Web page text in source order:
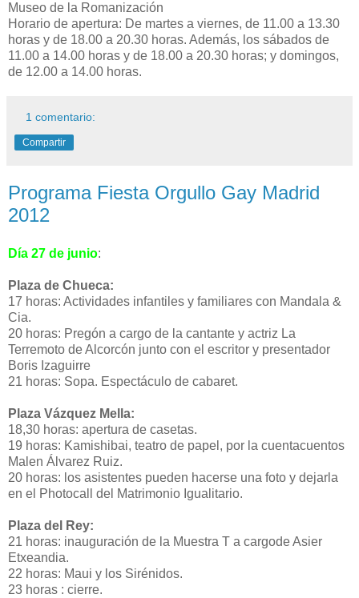
Museo de la Romanización
Horario de apertura: De martes a viernes, de 11.00 a 13.30
horas y de 18.00 a 20.30 horas. Además, los sábados de
11.00 a 14.00 horas y de 18.00 a 20.30 horas; y domingos,
de 12.00 a 14.00 horas.
1 comentario:
Compartir
Programa Fiesta Orgullo Gay Madrid
2012
Día 27 de junio:
Plaza de Chueca:
17 horas: Actividades infantiles y familiares con Mandala &
Cia.
20 horas: Pregón a cargo de la cantante y actriz La
Terremoto de Alcorcón junto con el escritor y presentador
Boris Izaguirre
21 horas: Sopa. Espectáculo de cabaret.
Plaza Vázquez Mella:
18,30 horas: apertura de casetas.
19 horas: Kamishibai, teatro de papel, por la cuentacuentos
Malen Álvarez Ruiz.
20 horas: los asistentes pueden hacerse una foto y dejarla
en el Photocall del Matrimonio Igualitario.
Plaza del Rey:
21 horas: inauguración de la Muestra T a cargode Asier
Etxeandia.
22 horas: Maui y los Sirénidos.
23 horas : cierre.